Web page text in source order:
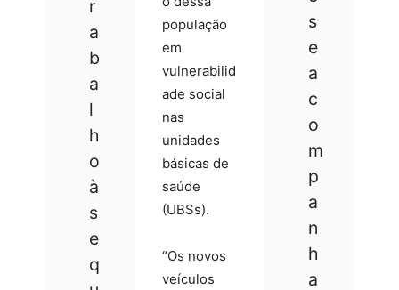
r
a
b
a
l
h
o
à
s
e
q
s
e
a
c
o
m
p
a
n
h
a
população
em
vulnerabilid
ade social
nas
unidades
básicas de
saúde
(UBSs).
“Os novos
veículos